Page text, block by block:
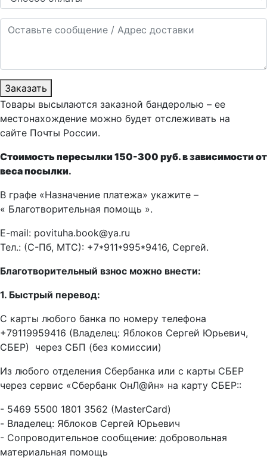
Заказать
Товары высылаются заказной бандеролью – ее
местонахождение можно будет отслеживать на
сайте Почты России.
Стоимость пересылки 150-300 руб. в зависимости от
веса посылки.
В графе «Назначение платежа» укажите –
« Благотворительная помощь ».
E-mail: povituha.book@ya.ru
Тел.: (С-Пб, МТС): +7*911*995*9416, Сергей.
Благотворительный взнос можно внести:
1. Быстрый перевод:
С карты любого банка по номеру телефона
+79119959416 (Владелец: Яблоков Сергей Юрьевич,
СБЕР) через СБП (без комиссии)
Из любого отделения Сбербанка или с карты СБЕР
через сервис «Сбербанк ОнЛ@йн» на карту СБЕР::
- 5469 5500 1801 3562 (MasterCard)
- Владелец: Яблоков Сергей Юрьевич
- Сопроводительное сообщение: добровольная
материальная помощь